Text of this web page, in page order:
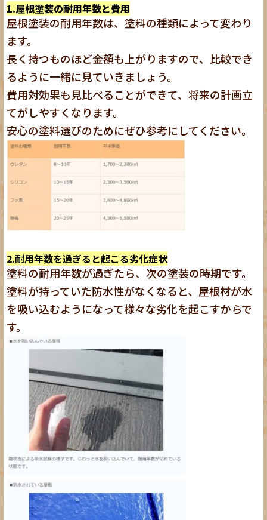
1.屋根塗装の耐用年数と費用
屋根塗装の耐用年数は、塗料の種類によって変わり
ます。
長く持つものほど金額も上がりますので、比較でき
るように一緒に見ていきましょう。
費用対効果も見比べることができて、将来の計画立
てがしやすくなります。
安心の塗料選びのためにぜひ参考にしてください。
2.耐用年数を過ぎると起こる劣化症状
塗料の耐用年数が過ぎたら、次の塗装の時期です。
塗料が持っていた防水性がなくなると、屋根材が水
を吸い込むようになって様々な劣化を起こすからで
す。